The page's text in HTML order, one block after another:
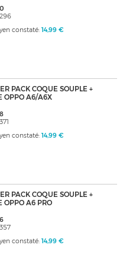
constaté: 14,99 €
PACK COQUE SOUPLE +
OPPO A6/A6X
constaté: 14,99 €
PACK COQUE SOUPLE +
OPPO A6 PRO
constaté: 14,99 €